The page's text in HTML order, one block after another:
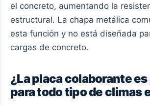
el concreto, aumentando la
estructural. La chapa metálica
esta función y no está diseñada
cargas de concreto.
¿La placa colaborante
para todo tipo de climas